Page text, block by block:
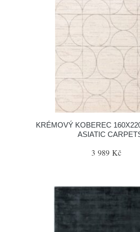
KRÉMOVÝ KOBEREC
ASIATIC
3 989 Kč